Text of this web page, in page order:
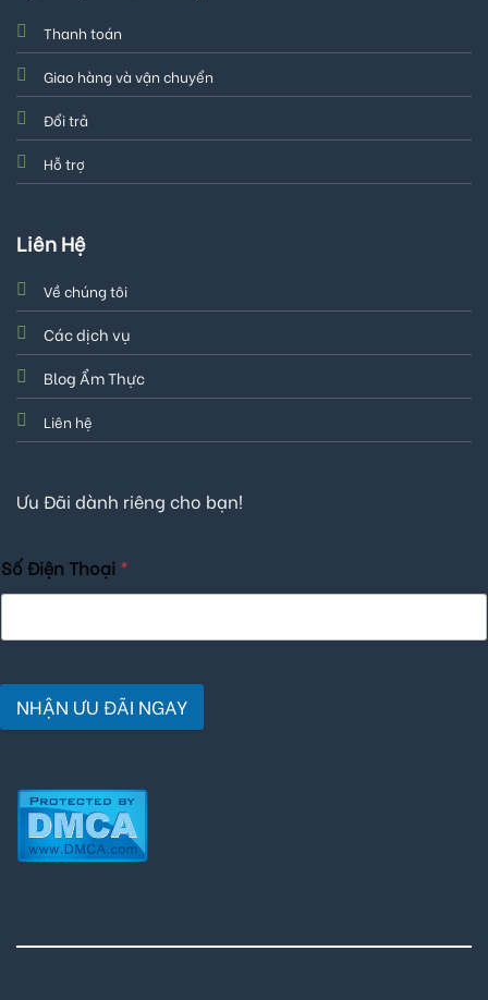
Thanh toán
Giao hàng và vận chuyển
Đổi trả
Hỗ trợ
Liên Hệ
Về chúng tôi
Các dịch vụ
Blog Ẩm Thực
Liên hệ
Ưu Đãi dành riêng cho bạn!
Số Điện Thoại *
NHẬN ƯU ĐÃI NGAY